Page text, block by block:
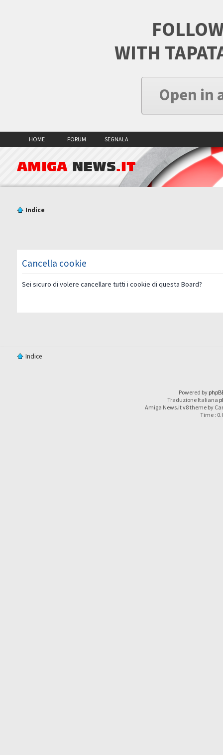
WITH
Open in
HOME FORUM SEGNALA
AMIGA NEWS.IT
Indice
Cancella cookie
Sei sicuro di volere cancellare tutti i cookie di questa Board?
Indice
Powered by
Traduzione Italiana
Amiga News.it v8 theme by
Time :